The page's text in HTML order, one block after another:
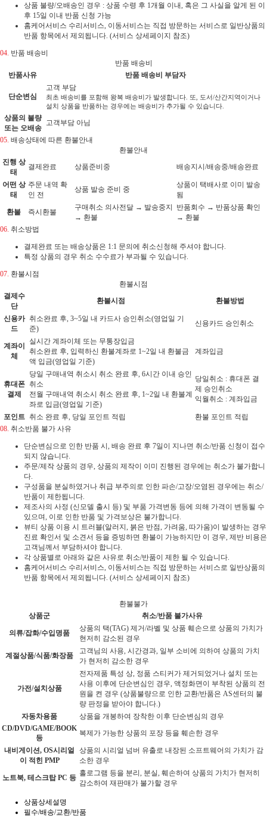
상품 불량/오배송인 경우 : 상품 수령 후 1개월 이내, 혹은 그 사실을 알게 된 이
후 15일 이내 반품 신청 가능
홈케어서비스 수리서비스, 이동서비스는 직접 방문하는 서비스로 일반상품의
반품 항목에서 제외됩니다. (서비스 상세페이지 참조)
04. 반품 배송비
반품 배송비
반품사유
반품 배송비 부담자
단순변심
고객 부담
최초 배송비를 포함해 왕복 배송비가 발생합니다. 또, 도서/산간지역이거나
설치 상품을 반품하는 경우에는 배송비가 추가될 수 있습니다.
상품의 불량
또는 오배송
고객부담 아님
05. 배송상태에 따른 환불안내
환불안내
진행 상
태
결제완료 상품준비중 배송지시/배송중/배송완료
어떤 상
태
주문 내역 확
인 전
상품 발송 준비 중
상품이 택배사로 이미 발송
됨
환불 즉시환불
구매취소 의사전달 → 발송중지
→ 환불
반품회수 → 반품상품 확인
→ 환불
06. 취소방법
결제완료 또는 배송상품은 1:1 문의에 취소신청해 주셔야 합니다.
특정 상품의 경우 취소 수수료가 부과될 수 있습니다.
07. 환불시점
환불시점
결제수
단
환불시점 환불방법
신용카
드
취소완료 후, 3~5일 내 카드사 승인취소(영업일 기
준)
신용카드 승인취소
계좌이
체
실시간 계좌이체 또는 무통장입금
취소완료 후, 입력하신 환불계좌로 1~2일 내 환불금
액 입금(영업일 기준)
계좌입금
휴대폰
결제
당일 구매내역 취소시 취소 완료 후, 6시간 이내 승인
취소
전월 구매내역 취소시 취소 완료 후, 1~2일 내 환불계
좌로 입금(영업일 기준)
당일취소 : 휴대폰 결
제 승인취소
익월취소 : 계좌입금
포인트 취소 완료 후, 당일 포인트 적립
환불 포인트 적립
08. 취소반품 불가 사유
단순변심으로 인한 반품 시, 배송 완료 후 7일이 지나면 취소/반품 신청이 접수
되지 않습니다.
주문/제작 상품의 경우, 상품의 제작이 이미 진행된 경우에는 취소가 불가합니
다.
구성품을 분실하였거나 취급 부주의로 인한 파손/고장/오염된 경우에는 취소/
반품이 제한됩니다.
제조사의 사정 (신모델 출시 등) 및 부품 가격변동 등에 의해 가격이 변동될 수
있으며, 이로 인한 반품 및 가격보상은 불가합니다.
뷰티 상품 이용 시 트러블(알러지, 붉은 반점, 가려움, 따가움)이 발생하는 경우
진료 확인서 및 소견서 등을 증빙하면 환불이 가능하지만 이 경우, 제반 비용은
고객님께서 부담하셔야 합니다.
각 상품별로 아래와 같은 사유로 취소/반품이 제한 될 수 있습니다.
홈케어서비스 수리서비스, 이동서비스는 직접 방문하는 서비스로 일반상품의
반품 항목에서 제외됩니다. (서비스 상세페이지 참조)
환불불가
상품군
취소/반품 불가사유
의류/잡화/수입명품
상품의 택(TAG) 제거/라벨 및 상품 훼손으로 상품의 가치가
현저히 감소된 경우
계절상품/식품/화장품
고객님의 사용, 시간경과, 일부 소비에 의하여 상품의 가치
가 현저히 감소한 경우
가전/설치상품
전자제품 특성 상, 정품 스티커가 제거되었거나 설치 또는
사용 이후에 단순변심인 경우, 액정화면이 부착된 상품의 전
원을 켠 경우 (상품불량으로 인한 교환/반품은 AS센터의 불
량 판정을 받아야 합니다.)
자동차용품
상품을 개봉하여 장착한 이후 단순변심의 경우
CD/DVD/GAME/BOOK
등
복제가 가능한 상품의 포장 등을 훼손한 경우
내비게이션, OS시리얼
이 적힌 PMP
상품의 시리얼 넘버 유출로 내장된 소프트웨어의 가치가 감
소한 경우
노트북, 테스크탑 PC 등
홀로그램 등을 분리, 분실, 훼손하여 상품의 가치가 현저히
감소하여 재판매가 불가할 경우
상품상세설명
필수/배송/교환/반품